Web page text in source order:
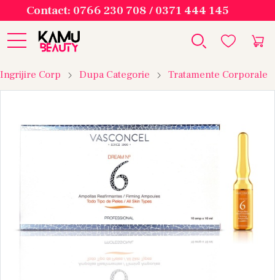
Contact: 0766 230 708 / 0371 444 145
Ingrijire Corp Dupa Categorie Tratamente Corporale